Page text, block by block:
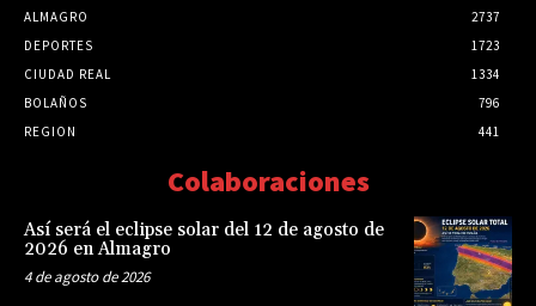
ALMAGRO
2737
DEPORTES
1723
CIUDAD REAL
1334
BOLAÑOS
796
REGION
441
Colaboraciones
Así será el eclipse solar del 12 de agosto de
2026 en Almagro
4 de agosto de 2026